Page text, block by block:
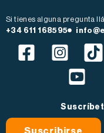
Si tienes alguna pregunta
+34 611 168595